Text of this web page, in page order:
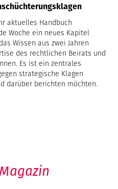
aktuelles Handbuch
Woche ein neues Kapitel
Wissen aus zwei Jahren
des rechtlichen Beirats und
Es ist ein zentrales
strategische Klagen
darüber berichten möchten.